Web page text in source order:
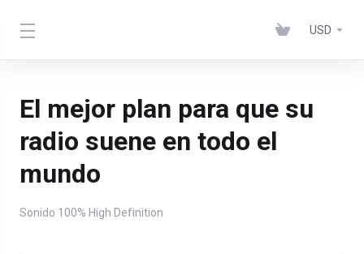
USD
El mejor plan para que su
radio suene en todo el
mundo
Sonido 100% High Definition